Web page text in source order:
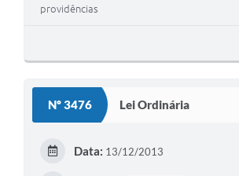
providências
Nº 3476 Lei Ordinária
Data: 13/12/2013